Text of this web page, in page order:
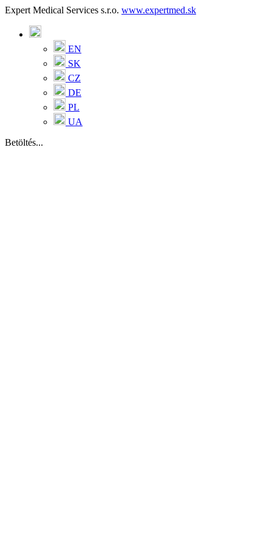
Expert Medical Services s.r.o. www.expertmed.sk
EN
SK
CZ
DE
PL
UA
Betöltés...